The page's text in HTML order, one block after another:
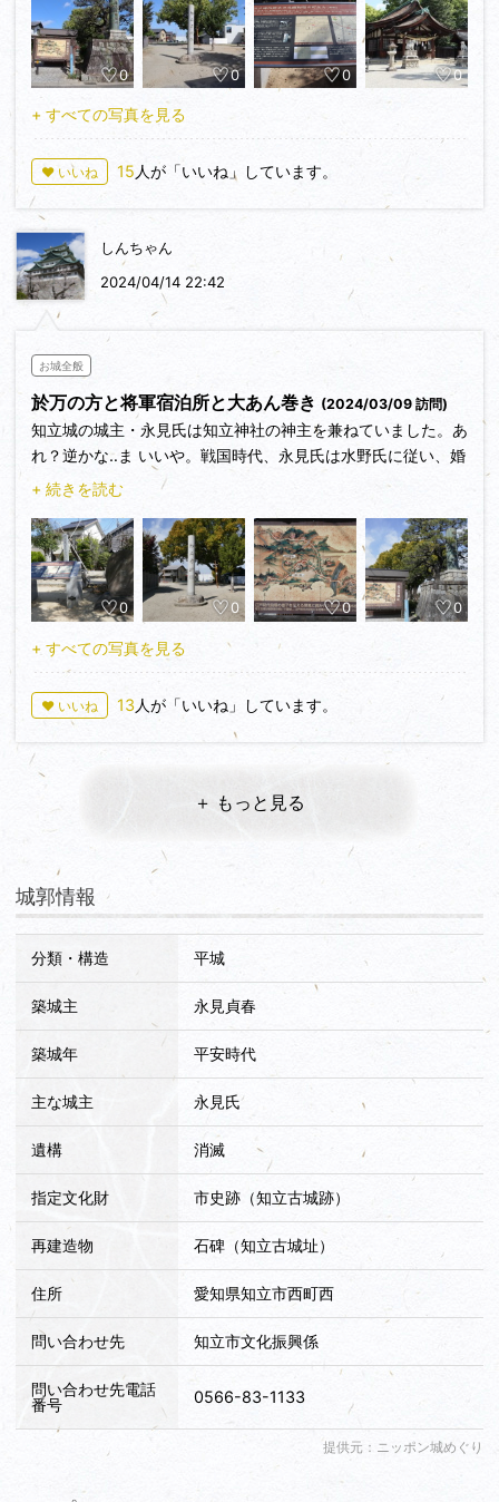
<感想>岡崎平野・知多半島ちょこ城巡りの旅４城目。城びと
の城郭情報によると知立城は平安時代に永見貞春によって築城
されたとあります。永見氏は代々、知立神社の神主で神社の南
側にあるわずかに高台になっている場所に城郭居館を構えたと
思われます。戦国時代には永見氏は周辺豪族（特に水野氏）と
追ってきた織田軍によって知立城は落城します。この地は江戸
時代には池鯉鮒宿の宿場町になっています。
まず、池鯉鮒本陣跡の石碑を見に行き、知立古城址に行きま
した。現地は公園広場になっていて、遺構は残されていません
が、城址の場所は東西に少し長い高台になっていて立地の状態
は分かります。次に知立神社に行きました。重要文化財である
1509年再建の神宮寺多宝塔があり見応えありました。
<満足度>◆◇◇
0 0 0 0
+ すべての写真を見る
♥ いいね 15 人が「いいね」しています。
しんちゃん
2024/04/14 22:42
お城全般
於万の方と将軍宿泊所と大あん巻き (2024/03/09 訪問)
知立城の城主・永見氏は知立神社の神主を兼ねていました。あ
れ？逆かな‥ま いいや。戦国時代、永見氏は水野氏に従い、婚
姻関係により、繋がりを深めました。結城秀康の母の、お万の
桶狭間の合戦の際には一時、今川義元の本陣が置かれますが、
義元が討たれると城は織田方によって落城したそうです。天正
年間（1573～1592）に刈谷城主・水野忠重によって城址に御
殿が築かれ、寛永年間（1624～44）に松平主殿守が増築を行
倒壊したそうです。
城址は小高い場所にあり児童公園となっています。知立神社に
は於万の方の像がありました。大河と同じくなかなかの美人で
す。神社から城址に向かう途中に元祖大あん巻き・松屋本家が
あったので私はアイスあん巻きを買いました。許可を得たので
かったですが美味しかったです。この時分から一月ちょっとで
‥あん巻きをひらがなで入力すると差別用語としてNGがでま
す。営業妨害ですよ。
+ 続きを読む
0 0 0 0
+ すべての写真を見る
♥ いいね 13 人が「いいね」しています。
＋ もっと見る
城郭情報
分類・構造 平城
築城主 永見貞春
築城年 平安時代
主な城主 永見氏
遺構 消滅
指定文化財 市史跡（知立古城跡）
再建造物 石碑（知立古城址）
住所 愛知県知立市西町西
問い合わせ先 知立市文化振興係
問い合わせ先電話
番号
0566-83-1133
提供元：ニッポン城めぐり